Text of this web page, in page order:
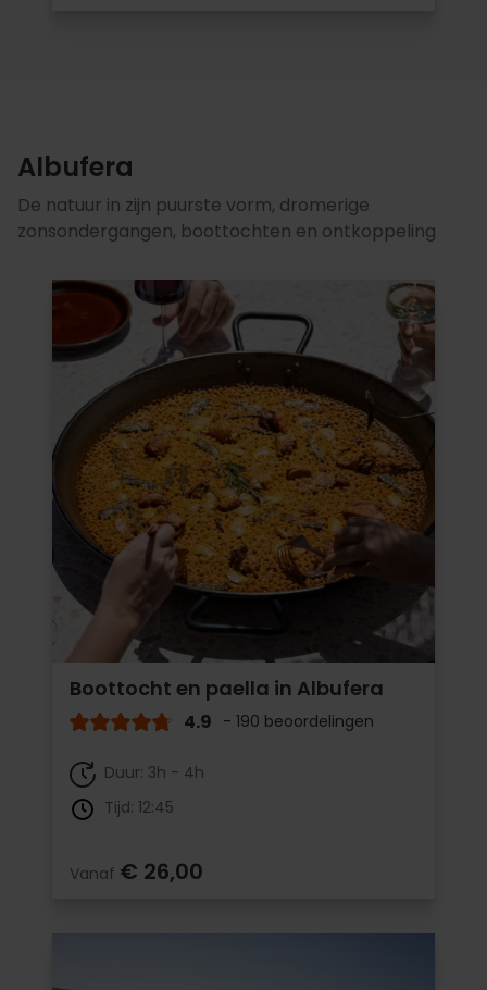
Albufera
De natuur in zijn puurste vorm, dromerige
zonsondergangen, boottochten en ontkoppeling
Boottocht en paella in Albufera
4.9 - 190 beoordelingen
Duur: 3h - 4h
Tijd: 12:45
Vanaf € 26,00